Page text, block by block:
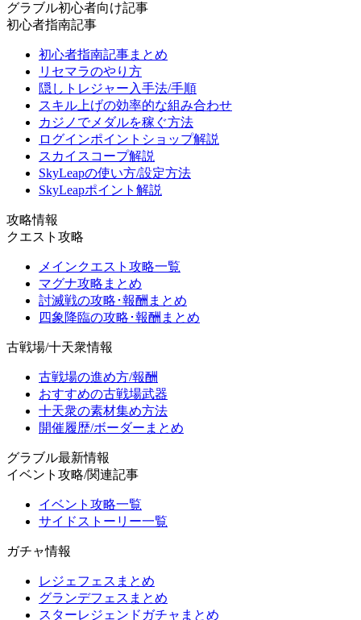
グラブル初心者向け記事
初心者指南記事
初心者指南記事まとめ
リセマラのやり方
隠しトレジャー入手法/手順
スキル上げの効率的な組み合わせ
カジノでメダルを稼ぐ方法
ログインポイントショップ解説
スカイスコープ解説
SkyLeapの使い方/設定方法
SkyLeapポイント解説
攻略情報
クエスト攻略
メインクエスト攻略一覧
マグナ攻略まとめ
討滅戦の攻略･報酬まとめ
四象降臨の攻略･報酬まとめ
古戦場/十天衆情報
古戦場の進め方/報酬
おすすめの古戦場武器
十天衆の素材集め方法
開催履歴/ボーダーまとめ
グラブル最新情報
イベント攻略/関連記事
イベント攻略一覧
サイドストーリー一覧
ガチャ情報
レジェフェスまとめ
グランデフェスまとめ
スターレジェンドガチャまとめ